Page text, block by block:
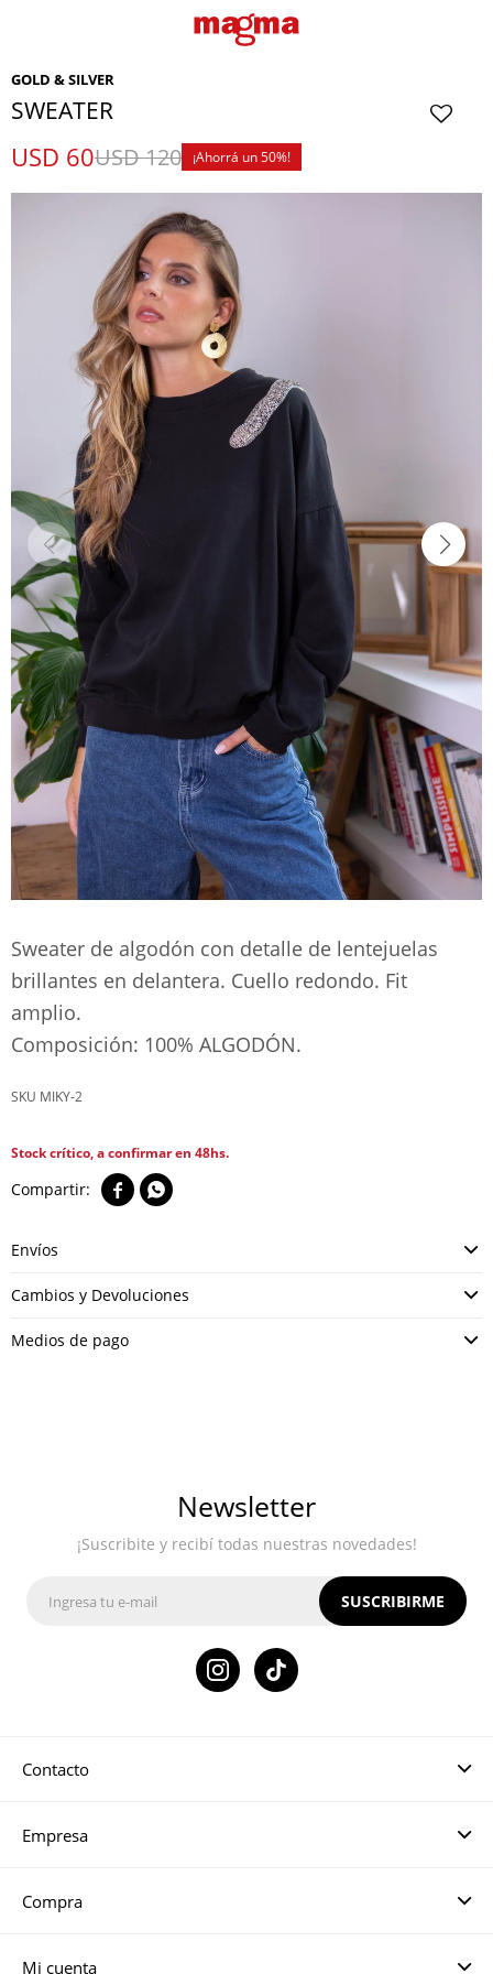
GOLD & SILVER
SWEATER
USD 60USD120 50
Sweater de algodón con detalle de lentejuelas
brillantes en delantera. Cuello redondo. Fit
amplio.
Composición: 100% ALGODÓN.
MIKY-2
Stock crítico, a confirmar en 48hs.
 
Envíos
Cambios y Devoluciones
Medios de pago
Contacto
Empresa
Compra
Mi cuenta
Newsletter
¡Suscribite y recibí todas nuestras novedades!
SUSCRIBIRME
